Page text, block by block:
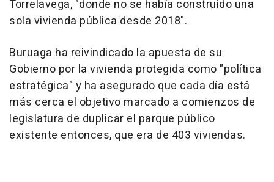
Torrelavega, "donde no se había construido una
sola vivienda pública desde 2018".
Buruaga ha reivindicado la apuesta de su
Gobierno por la vivienda protegida como "política
estratégica" y ha asegurado que cada día está
más cerca el objetivo marcado a comienzos de
legislatura de duplicar el parque público
existente entonces, que era de 403 viviendas.